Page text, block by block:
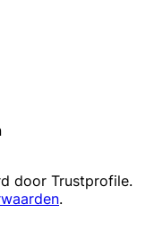
door Trustprofile.
.